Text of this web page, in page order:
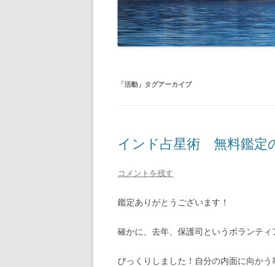
「活動 」タグアーカイブ
インド占星術 無料鑑定
コメントを残す
鑑定ありがとうございます！
確かに、去年、保護司というボランティ
びっくりしました！自分の内面に向か